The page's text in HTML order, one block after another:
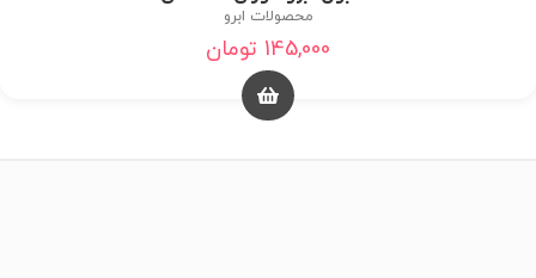
محصولات ابرو
145,000 تومان